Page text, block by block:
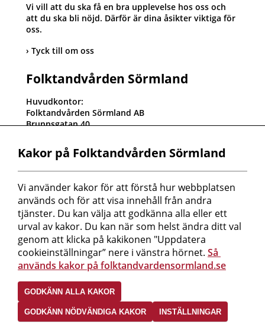
Vi vill att du ska få en bra upplevelse hos oss och
att du ska bli nöjd. Därför är dina åsikter viktiga för
oss.
Tyck till om oss
Folktandvården Sörmland
Huvudkontor:
Folktandvården Sörmland AB
Brunnsgatan 40
Kundtjänst: 0155-24 76 00
Orgnr: 556820-2625
Folktandvården Sörmland AB
Box 543
611 10 Nyköping
Referenskod måste finnas på fakturan!
Peppol-id: 0007:5568202625
Mer information om oss hittar du här!
Följ oss i sociala medier
Kakor på Folktandvården Sörmland
Vi använder kakor för att förstå hur webbplatsen
används och för att visa innehåll från andra
tjänster. Du kan välja att godkänna alla eller ett
urval av kakor. Du kan när som helst ändra ditt val
genom att klicka på kakikonen "Uppdatera
cookieinställningar” nere i vänstra hörnet. Så
används kakor på folktandvardensormland.se
GODKÄNN ALLA KAKOR
GODKÄNN NÖDVÄNDIGA KAKOR INSTÄLLNINGAR